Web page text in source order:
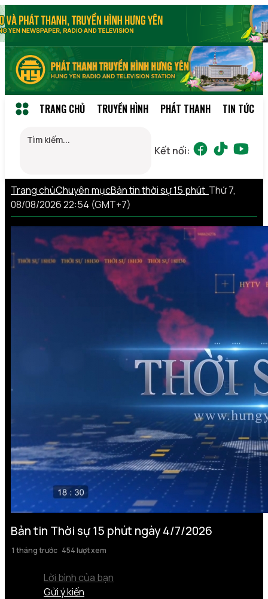
TRANG CHỦ TRUYỀN HÌNH PHÁT THANH TIN TỨC
Kết nối:
Trang chủChuyên mụcBản tin thời sự 15 phút Thứ 7,
08/08/2026 22:54 (GMT+7)
Bản tin Thời sự 15 phút ngày 4/7/2026
1 tháng trước 454 lượt xem
Lời bình của bạn
Gửi ý kiến